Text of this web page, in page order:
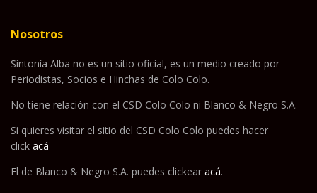
Nosotros
Sintonía Alba no es un sitio oficial, es un medio creado por
Periodistas, Socios e Hinchas de Colo Colo.
No tiene relación con el CSD Colo Colo ni Blanco & Negro S.A.
Si quieres visitar el sitio del CSD Colo Colo puedes hacer
click acá
El de Blanco & Negro S.A. puedes clickear acá.